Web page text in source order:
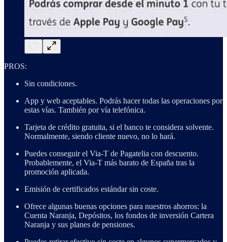
PROS:
Sin condiciones.
App y web aceptables. Podrás hacer todas las operaciones por
estas vías. También por vía telefónica.
Tarjeta de crédito gratuita, si el banco te considera solvente.
Normalmente, siendo cliente nuevo, no lo hará.
Puedes conseguir el Via-T de Pagatelia con descuento.
Probablemente, el Via-T más barato de España tras la
promoción aplicada.
Emisión de certificados estándar sin coste.
Ofrece algunas buenas opciones para nuestros ahorros: la
Cuenta Naranja, Depósitos, los fondos de inversión Cartera
Naranja y sus planes de pensiones.